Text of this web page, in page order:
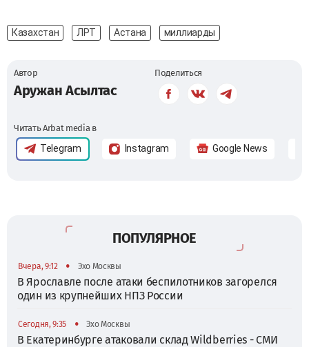
Казахстан ЛРТ Астана миллиарды
Автор
Аружан Асылтас
Поделиться
Читать Arbat media в
Telegram Instagram Google News
ПОПУЛЯРНОЕ
Вчера, 9:12 • Эхо Москвы
В Ярославле после атаки беспилотников загорелся
один из крупнейших НПЗ России
Сегодня, 9:35 • Эхо Москвы
В Екатеринбурге атаковали склад Wildberries - СМИ